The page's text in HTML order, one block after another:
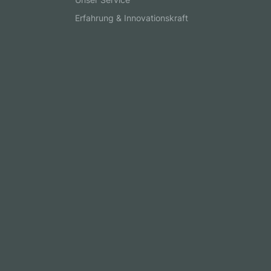
Erfahrung & Innovationskraft